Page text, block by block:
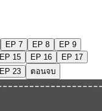
EP 7 EP 8
EP 9
EP 15 EP 16
EP 17
EP 23 ตอนจบ